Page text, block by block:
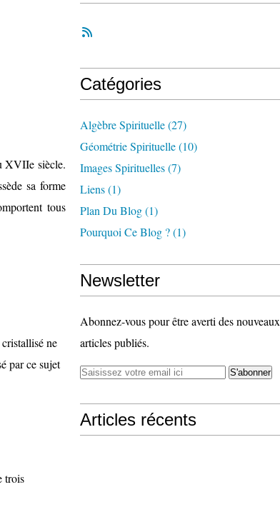
XVIIe siècle.
sa forme
tous
ne
par ce sujet
trois
Catégories
Algèbre Spirituelle(27)
Géométrie Spirituelle(10)
Images Spirituelles(7)
Liens(1)
Plan Du Blog(1)
Pourquoi Ce Blog ?(1)
Newsletter
Abonnez-vous pour être averti des nouveaux
articles publiés.
Articles récents